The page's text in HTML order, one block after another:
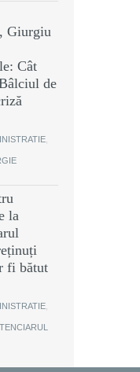
Giurgiu
Cât
de
la
fi bătut